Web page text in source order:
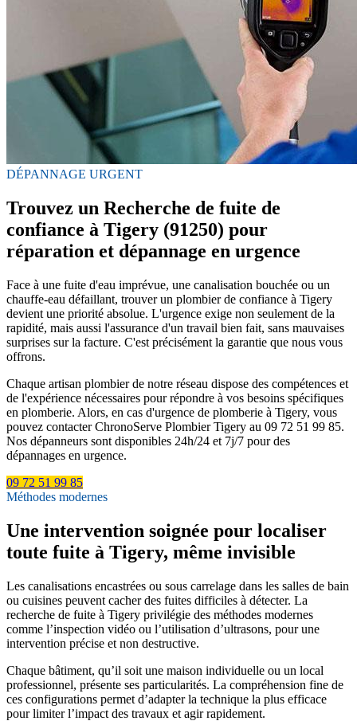
DÉPANNAGE URGENT
Trouvez un Recherche de fuite de
confiance à Tigery (91250) pour
réparation et dépannage en urgence
Face à une fuite d'eau imprévue, une canalisation bouchée ou un
chauffe-eau défaillant, trouver un plombier de confiance à Tigery
devient une priorité absolue. L'urgence exige non seulement de la
rapidité, mais aussi l'assurance d'un travail bien fait, sans mauvaises
surprises sur la facture. C'est précisément la garantie que nous vous
offrons.
Chaque artisan plombier de notre réseau dispose des compétences et
de l'expérience nécessaires pour répondre à vos besoins spécifiques
en plomberie. Alors, en cas d'urgence de plomberie à Tigery, vous
pouvez contacter ChronoServe Plombier Tigery au 09 72 51 99 85.
Nos dépanneurs sont disponibles 24h/24 et 7j/7 pour des
dépannages en urgence.
09 72 51 99 85
Méthodes modernes
Une intervention soignée pour localiser
toute fuite à Tigery, même invisible
Les canalisations encastrées ou sous carrelage dans les salles de bain
ou cuisines peuvent cacher des fuites difficiles à détecter. La
recherche de fuite à Tigery privilégie des méthodes modernes
comme l’inspection vidéo ou l’utilisation d’ultrasons, pour une
intervention précise et non destructive.
Chaque bâtiment, qu’il soit une maison individuelle ou un local
professionnel, présente ses particularités. La compréhension fine de
ces configurations permet d’adapter la technique la plus efficace
pour limiter l’impact des travaux et agir rapidement.